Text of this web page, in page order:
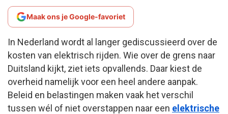
Maak ons je Google-favoriet
In Nederland wordt al langer gediscussieerd over de
kosten van elektrisch rijden. Wie over de grens naar
Duitsland kijkt, ziet iets opvallends. Daar kiest de
overheid namelijk voor een heel andere aanpak.
Beleid en belastingen maken vaak het verschil
tussen wél of niet overstappen naar een elektrische